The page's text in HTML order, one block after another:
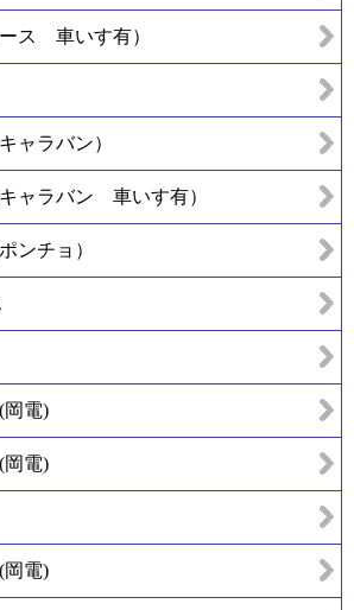
ス 車いす有）
ャラバン）
ャラバン 車いす有）
ンチョ）
岡電)
岡電)
岡電)